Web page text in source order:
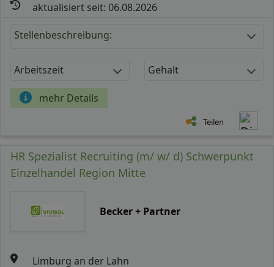
aktualisiert seit: 06.08.2026
Stellenbeschreibung:
Arbeitszeit Gehalt
mehr Details
Teilen
HR Spezialist Recruiting (m/ w/ d) Schwerpunkt
Einzelhandel Region Mitte
Becker + Partner
Limburg an der Lahn